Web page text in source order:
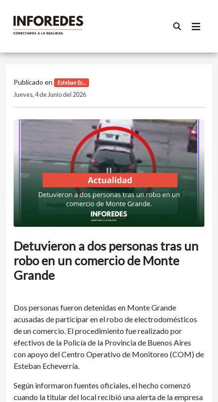
Publicado en Esteban Ec...
Jueves, 4 de Junio del 2026
Detuvieron a dos personas tras un
robo en un comercio de Monte
Grande
Dos personas fueron detenidas en Monte Grande
acusadas de participar en el robo de electrodomésticos
de un comercio. El procedimiento fue realizado por
efectivos de la Policía de la Provincia de Buenos Aires
con apoyo del Centro Operativo de Monitoreo (COM) de
Esteban Echeverría.
Según informaron fuentes oficiales, el hecho comenzó
cuando la titular del local recibió una alerta de la empresa